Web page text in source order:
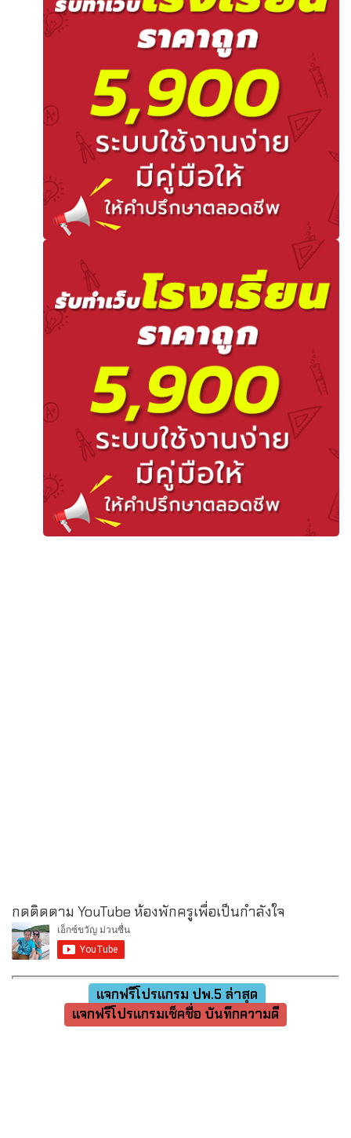
กดติดตาม YouTube ห้องพักครูเพื่อเป็นกำลังใจ
แจกฟรีโปรแกรม ปพ.5 ล่าสุด
แจกฟรีโปรแกรมเช็คชื่อ บันทึกความดี